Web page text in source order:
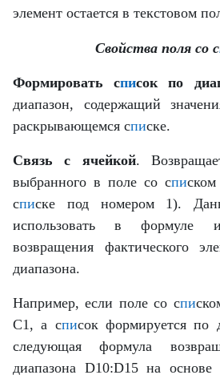
элемент остается в текстовом
Свойства поля со с
Формировать список по
диапазон, содержащий
раскрывающемся списке.
Связь с ячейкой.
выбранного в поле со спи
списке под номером 1).
использовать в формуле
возвращения фактического
диапазона.
Например, если поле со спи
C1, а список формируется по
следующая формула
диапазона D10:D15 на основе